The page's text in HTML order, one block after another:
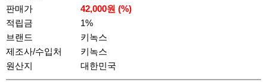
판매가
42,000원 (%)
적립금
1%
브랜드
키녹스
제조사/수입처
키녹스
원산지
대한민국